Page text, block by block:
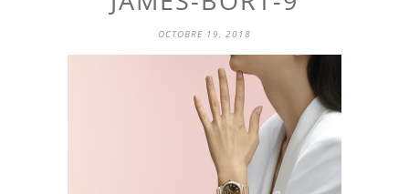
OCTOBRE 19, 2018